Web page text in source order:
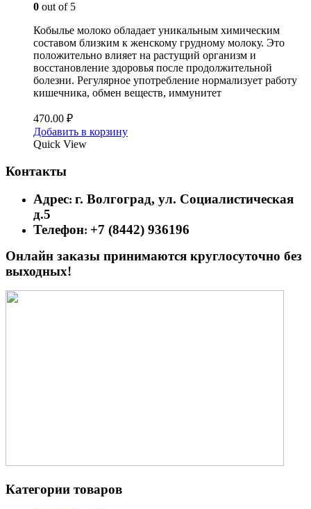
0 out of 5
Кобылье молоко обладает уникальным химическим
составом близким к женскому грудному молоку. Это
положительно влияет на растущий организм и
восстановление здоровья после продолжительной
болезни. Регулярное употребление нормализует работу
кишечника, обмен веществ, иммунитет
470.00 ₽
Добавить в корзину
Quick View
Контакты
Адрес: г. Волгоград, ул. Социалистическая
д.5
Телефон: +7 (8442) 936196
Онлайн заказы принимаются круглосуточно без
выходных!
Категории товаров